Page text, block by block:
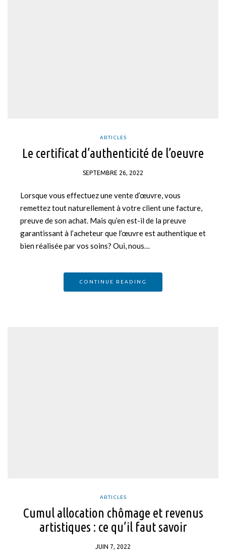
ARTICLES
Le certificat d’authenticité de l’oeuvre
SEPTEMBRE 26, 2022
Lorsque vous effectuez une vente d’œuvre, vous
remettez tout naturellement à votre client une facture,
preuve de son achat. Mais qu’en est-il de la preuve
garantissant à l’acheteur que l’œuvre est authentique et
bien réalisée par vos soins? Oui, nous…
CONTINUE READING
ARTICLES
Cumul allocation chômage et revenus
artistiques : ce qu’il faut savoir
JUIN 7, 2022